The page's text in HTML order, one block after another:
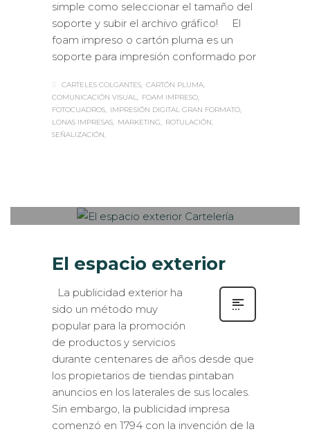
simple como seleccionar el tamaño del
soporte y subir el archivo gráfico! El
foam impreso o cartón pluma es un
soporte para impresión conformado por
CARTELES COLGANTES CARTÓN PLUMA
COMUNICACIÓN VISUAL
FOAM IMPRESO
FOTOCUADROS
IMPRESIÓN DIGITAL GRAN FORMATO
LONAS IMPRESAS
MARKETING
ROTULACIÓN
SEÑALIZACIÓN
El espacio exterior
La publicidad exterior ha
sido un método muy
popular para la promoción
de productos y servicios
durante centenares de años desde que
los propietarios de tiendas pintaban
anuncios en los laterales de sus locales.
Sin embargo, la publicidad impresa
comenzó en 1794 con la invención de la